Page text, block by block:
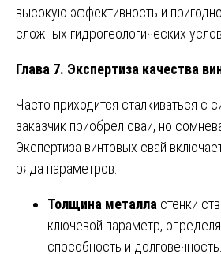
высокую эффективность и
сложных гидрогеологических
Глава 7. Экспертиза качества
Часто приходится сталкиваться с
заказчик приобрёл сваи, но
Экспертиза винтовых свай
ряда параметров:
Толщина металла стенки
ключевой параметр,
способность и долговечность.